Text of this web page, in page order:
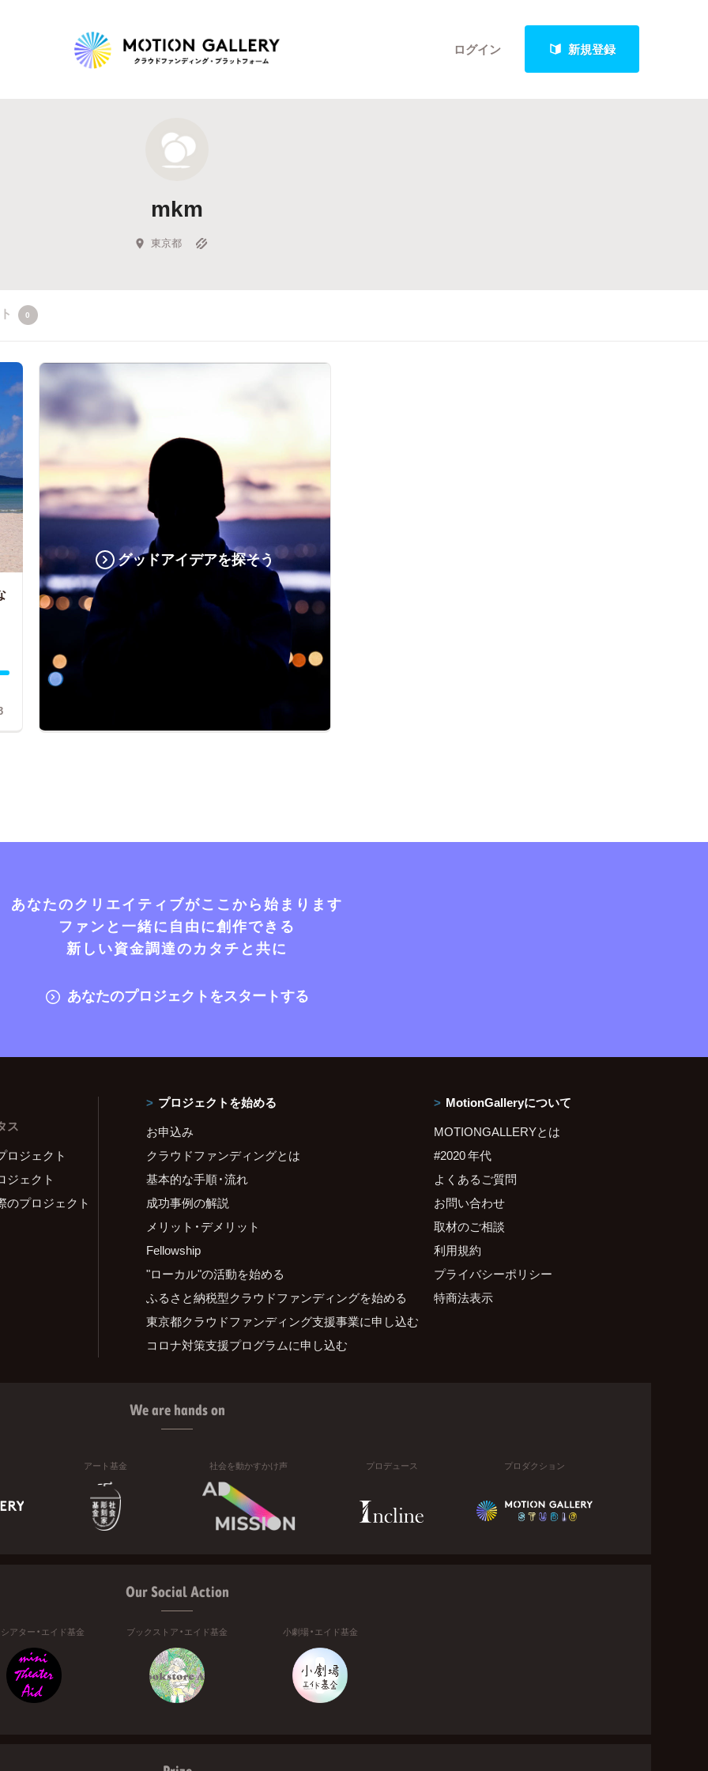
ログイン 新規登録
新着プロジェクト
Feature
キュレーターから探す
mkm
東京都
0
グッドアイデアを探そう
あなたのクリエイティブがここから始まります
ファンと一緒に自由に創作できる
新しい資金調達のカタチと共に
あなたのプロジェクトをスタートする
ス
ロジェクト
ジェクト
のプロジェクト
プロジェクトを始める
お申込み
クラウドファンディングとは
基本的な手順・流れ
成功事例の解説
メリット・デメリット
Fellowship
"ローカル"の活動を始める
ふるさと納税型クラウドファンディングを始める
東京都クラウドファンディング支援事業に申し込む
コロナ対策支援プログラムに申し込む
MotionGalleryについて
MOTIONGALLERYとは
#2020 年代
よくあるご質問
お問い合わせ
取材のご相談
利用規約
プライバシーポリシー
特商法表示
We are hands on
アート基金 社会を動かすかけ声 プロデュース プロダクション
Our Social Action
アター・エイド基金 ブックストア・エイド基金 小劇場・エイド基金